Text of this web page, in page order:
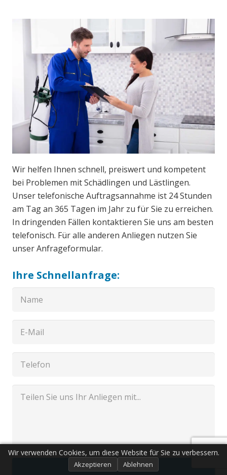
Wir helfen Ihnen schnell, preiswert und kompetent
bei Problemen mit Schädlingen und Lästlingen.
Unser telefonische Auftragsannahme ist 24 Stunden
am Tag an 365 Tagen im Jahr zu für Sie zu erreichen.
In dringenden Fällen kontaktieren Sie uns am besten
telefonisch. Für alle anderen Anliegen nutzen Sie
unser Anfrageformular.
Ihre Schnellanfrage:
Senden
Wir verwenden Cookies, um diese Website für Sie zu verbessern.
Akzeptieren Ablehnen